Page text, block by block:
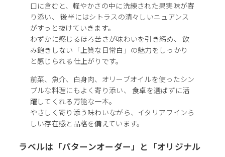
口に含むと、軽やかさの中に洗練された果実味が寄
り添い、 後半にはシトラスの清々しいニュアンス
がすっと抜けていきます。
わずかに感じるほろ苦さが味わいを引き締め、 飲
み飽きしない「上質な日常白」の魅力をしっかり
と感じられる仕上がりです。
前菜、魚介、白身肉、オリーブオイルを使ったシン
プルな料理にもよく寄り添い、 食卓を選ばずに活
躍してくれる万能な一本。
やさしく寄り添う味わいながら、イタリアワインら
しい存在感と品格を備えています。
ラベルは「パターンオーダー」と「オリジナル